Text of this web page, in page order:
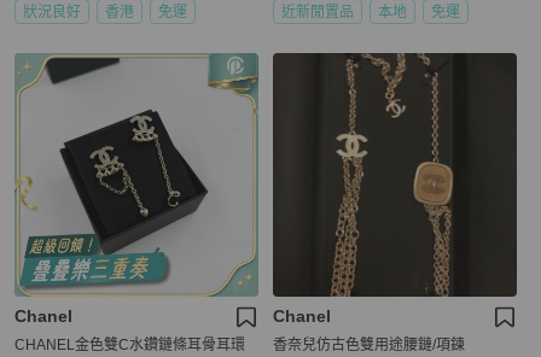
狀況良好 香港 免運 近新閒置品 本地 免運
Chanel
CHANEL金色雙C水鑽鏈條耳骨耳環
Chanel
香奈兒仿古色雙用途腰鏈/項鍊